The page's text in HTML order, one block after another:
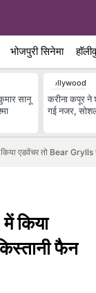
भोजपुरी सिनेमा
सानू
Bollywood
करीना कपूर ने
गई नजर,
एडवेंचर तो Bear Grylls से
किया
फैन